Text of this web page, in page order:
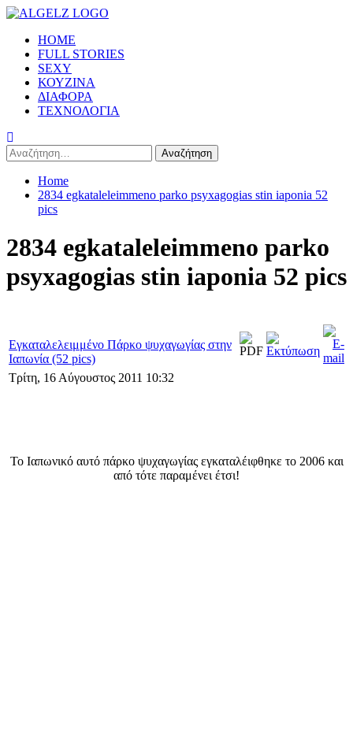
Skip
content
Primary
Menu
HOME
FULL STORIES
SEXY
ΚΟΥΖΙΝΑ
ΔΙΑΦΟΡΑ
ΤΕΧΝΟΛΟΓΙΑ
Αναζήτηση
για:
Home
2834 egkataleleimmeno parko psyxagogias stin iaponia 52
pics
2834 egkataleleimmeno parko
psyxagogias stin iaponia 52 pics
Εγκαταλελειμμένο Πάρκο ψυχαγωγίας στην
Ιαπωνία (52 pics)
Τρίτη, 16 Αύγουστος 2011 10:32
Το Ιαπωνικό αυτό πάρκο ψυχαγωγίας εγκαταλέιφθηκε το 2006 και
από τότε παραμένει έτσι!